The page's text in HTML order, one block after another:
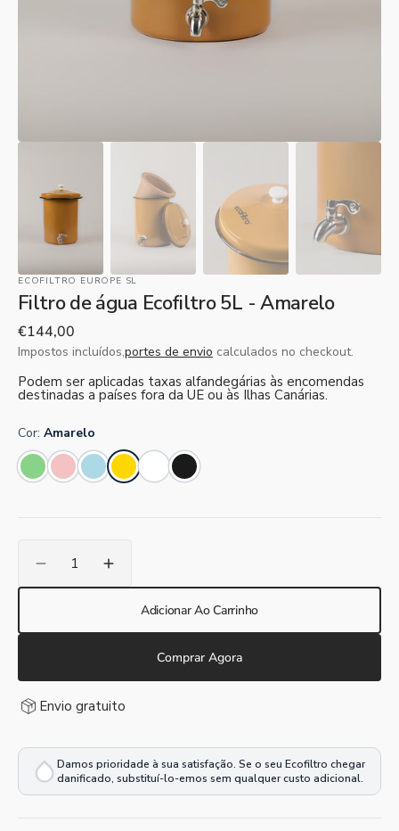
galeria
ECOFILTRO EUROPE SL
Filtro de água Ecofiltro 5L - Amarelo
Preço
normal
€144,00
Impostos incluídos,portes de envio calculados no checkout.
Podem ser aplicadas taxas alfandegárias às encomendas
destinadas a países fora da UE ou às Ilhas Canárias.
Cor: Amarelo
Verde
menta
Rosa
bebê
Azul
claro
AmareloBrancoPreto
Reduzir
a
5
L
Aumentar
a
quantidade
Ecofiltro
5
L
Adicionar Ao Carrinho
Comprar Agora
Envio gratuito
Damos prioridade à sua satisfação. Se o seu Ecofiltro chegar
danificado, substituí-lo-emos sem qualquer custo adicional.